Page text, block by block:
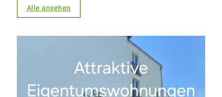
Alle ansehen